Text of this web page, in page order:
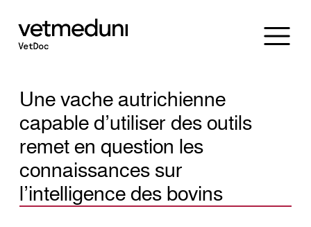
Une vache autrichienne
capable d’utiliser des outils
remet en question les
connaissances sur
l’intelligence des bovins